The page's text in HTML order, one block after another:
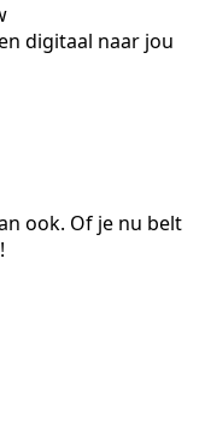
digitaal naar jou
ook. Of je nu belt